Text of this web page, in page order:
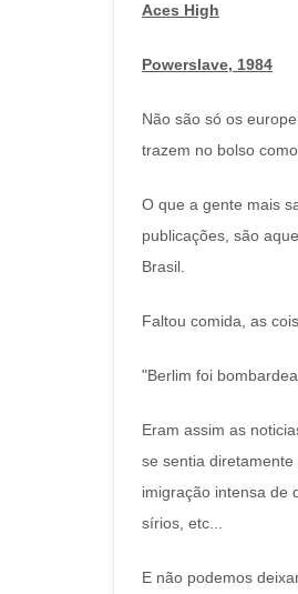
Aces High
Powerslave, 1984
Não são só os
trazem no bolso
O que a gente mais
publicações, são
Brasil.
Faltou comida, as
"Berlim foi
Eram assim as
se sentia
imigração intensa de
sírios, etc...
E não podemos